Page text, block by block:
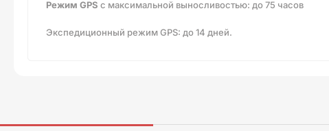
Режим GPS с максимальной выносливостью: до 75 часов
Экспедиционный режим GPS: до 14 дней.